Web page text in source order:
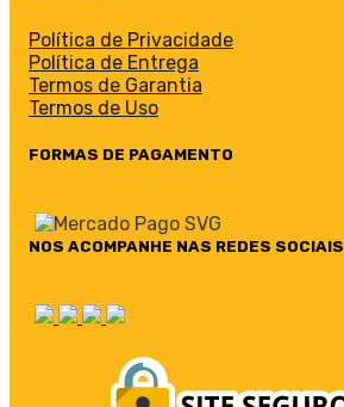
Política de Privacidade
Política de Entrega
Termos de Garantia
Termos de Uso
FORMAS DE PAGAMENTO
NOS ACOMPANHE NAS REDES SOCIAIS